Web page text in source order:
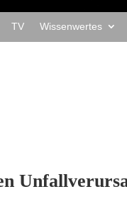
TV Wissenwertes